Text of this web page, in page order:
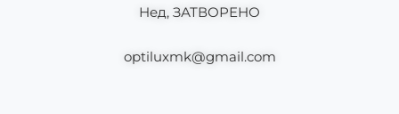
Нед, ЗАТВОРЕНО
optiluxmk@gmail.com